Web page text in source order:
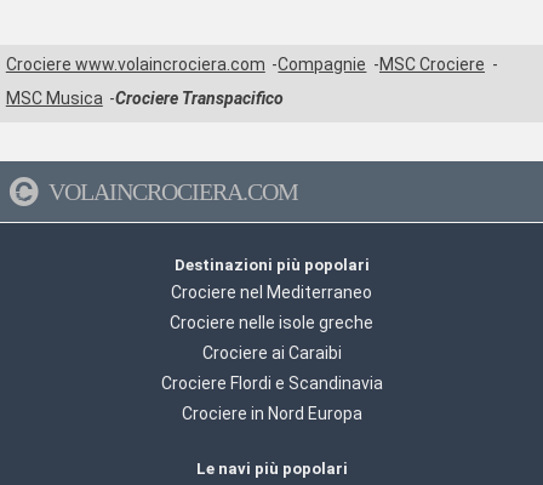
Crociere www.volaincrociera.com Compagnie
MSC Crociere
MSC Musica
Crociere Transpacifico
VOLAINCROCIERA.COM
Destinazioni più popolari
Crociere nel Mediterraneo
Crociere nelle isole greche
Crociere ai Caraibi
Crociere Flordi e Scandinavia
Crociere in Nord Europa
Le navi più popolari